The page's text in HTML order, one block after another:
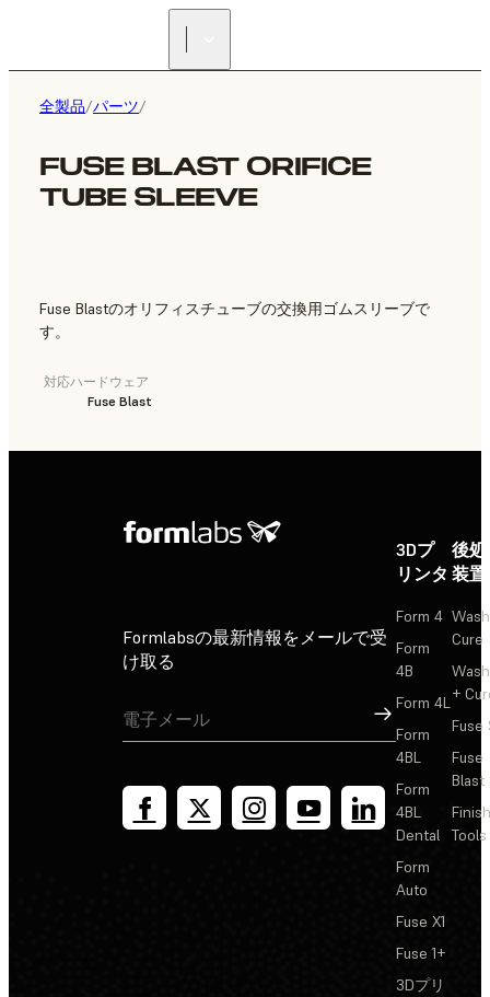
全製品/パーツ/
FUSE BLAST ORIFICE
TUBE SLEEVE
Fuse Blastのオリフィスチューブの交換用ゴムスリーブで
す。
対応ハードウェア
Fuse Blast
Formlabsの最新情報をメールで受
け取る
サインアップ
3Dプ
リンタ
Form 4
Form
4B
Form 4L
Form
4BL
Form
4BL
Dental
Form
Auto
Fuse X1
Fuse 1+
3Dプリ
後
装置
Cure
+
Fuse
Fuse
Blast
Tools